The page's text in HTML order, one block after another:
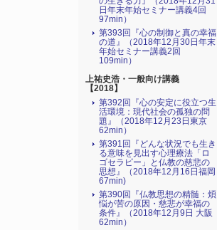
日年末年始セミナー講義4回
97min）
第393回『心の制御と真の幸福
の道』（2018年12月30日年末
年始セミナー講義2回
109min）
上祐史浩・一般向け講義
【2018】
第392回『心の安定に役立つ生
活環境：現代社会の孤独の問
題』（2018年12月23日東京
62min）
第391回『どんな状況でも生き
る意味を見出す心理療法「ロ
ゴセラピー」と仏教の慈悲の
思想』（2018年12月16日福岡
67min)
第390回『仏教思想の精髄：煩
悩が苦の原因・慈悲が幸福の
条件』（2018年12月9日 大阪
62min）